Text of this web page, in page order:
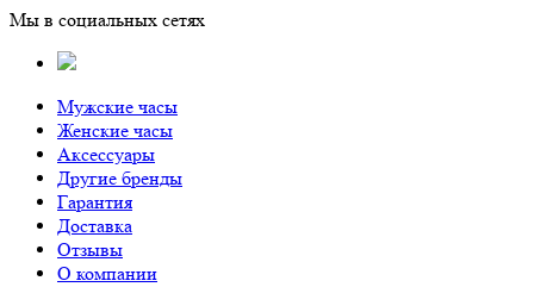
Мы в социальных сетях
Мужские часы
Женские часы
Аксессуары
Другие бренды
Гарантия
Доставка
Отзывы
О компании